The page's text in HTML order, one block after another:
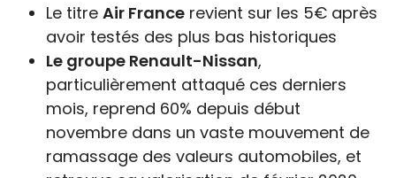
Le titre Air France revient sur les 5€ après
avoir testés des plus bas historiques
Le groupe Renault-Nissan,
particulièrement attaqué ces derniers
mois, reprend 60% depuis début
novembre dans un vaste mouvement de
ramassage des valeurs automobiles, et